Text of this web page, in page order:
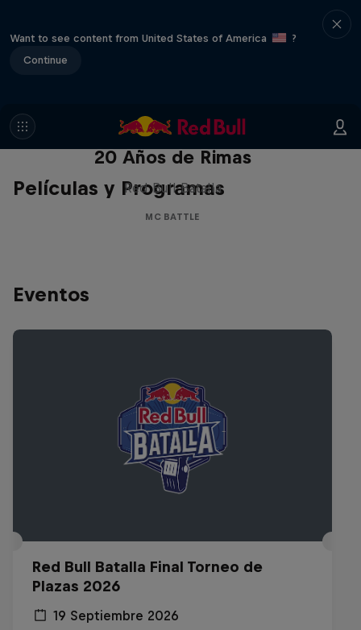
Want to see content from United States of America
?
Continue
Películas y Programas
Red Bull Batalla Nueva Historia:
20 Años de Rimas
Red Bull Batalla
MC BATTLE
Eventos
Red Bull Batalla Final Torneo de
Plazas 2026
19 Septiembre 2026